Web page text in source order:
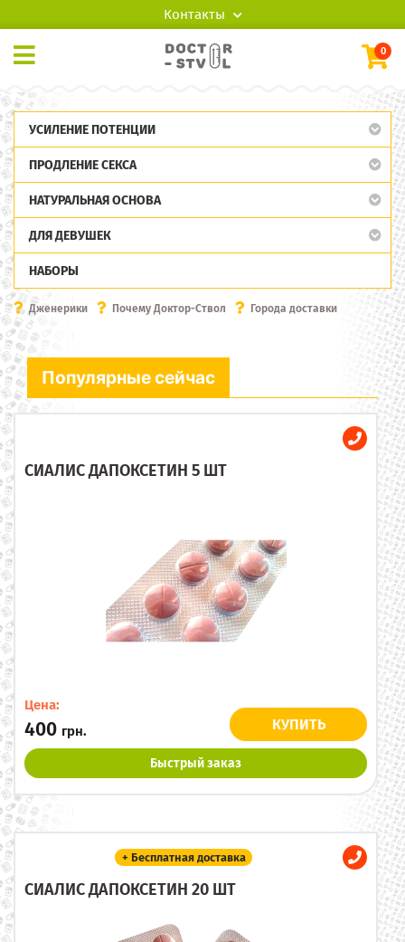
Контакты
0
УСИЛЕНИЕ ПОТЕНЦИИ
ПРОДЛЕНИЕ СЕКСА
НАТУРАЛЬНАЯ ОСНОВА
ДЛЯ ДЕВУШЕК
НАБОРЫ
Дженерики Почему Доктор-Ствол Города доставки
Популярные сейчас
СИАЛИС ДАПОКСЕТИН 5 ШТ
Цена:
400 грн. КУПИТЬ
Быстрый заказ
+ Бесплатная доставка
СИАЛИС ДАПОКСЕТИН 20 ШТ